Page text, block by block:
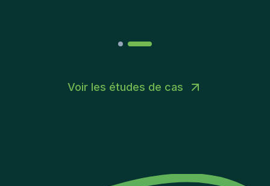
Voir les études de cas